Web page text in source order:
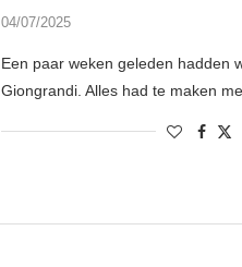
04/07/2025
Een paar weken geleden hadden
Giongrandi. Alles had te maken